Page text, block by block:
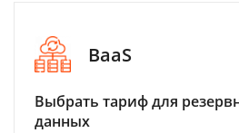
BaaS
Выбрать тариф для
данных